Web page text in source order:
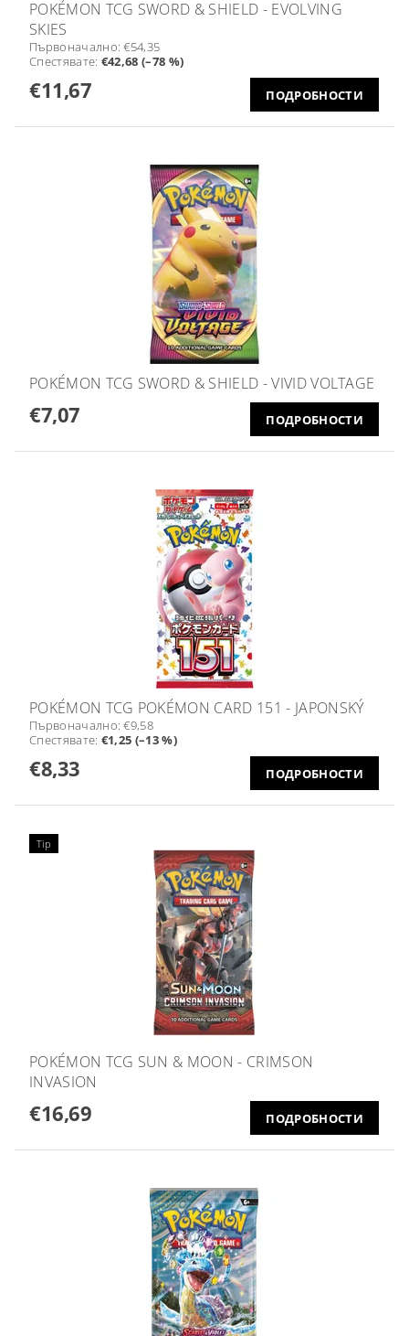
POKÉMON TCG SWORD & SHIELD - EVOLVING
SKIES
Първоначално:€54,35
Спестявате: €42,68 (–78 %)
€11,67 ПОДРОБНОСТИ
POKÉMON TCG SWORD & SHIELD - VIVID VOLTAGE
€7,07 ПОДРОБНОСТИ
POKÉMON TCG POKÉMON CARD 151 - JAPONSKÝ
Първоначално:€9,58
Спестявате: €1,25 (–13 %)
€8,33 ПОДРОБНОСТИ
Tip
POKÉMON TCG SUN & MOON - CRIMSON
INVASION
€16,69 ПОДРОБНОСТИ